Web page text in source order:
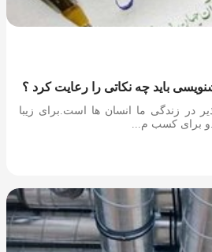
باید چه نکاتی را رعایت کرد ؟
در زندگی ما انسان ها است.برای زیبا
برای کسب م...